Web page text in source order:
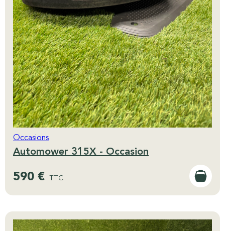
Occasions
Automower 315X - Occasion
590 € TTC